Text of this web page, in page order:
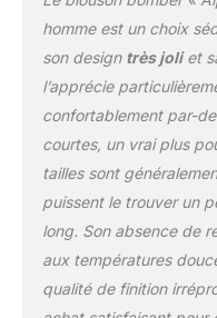
homme est un choix
son design très joliet
l’apprécie
confortablement par-
courtes, un vrai plus
tailles sont
puissent le trouver un
long. Son absence de
aux températures
qualité de finition